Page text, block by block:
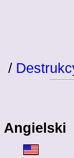
/
Angielski